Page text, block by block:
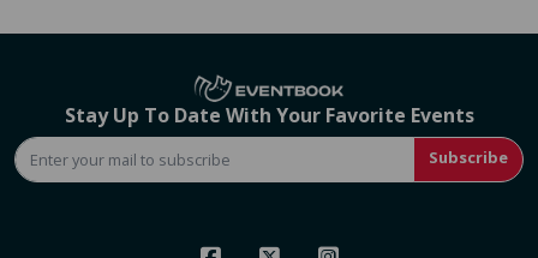
Stay Up To Date With Your Favorite Events
Subscribe